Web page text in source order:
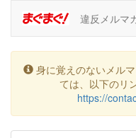
違反メルマ
身に覚えのないメル
ては、以下のリ
https://